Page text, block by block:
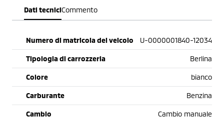
Dati tecniciCommento
Numero di matricola del veicolo U-0000001840-12034
Tipologia di carrozzeria Berlina
Colore bianco
Carburante Benzina
Cambio Cambio manuale